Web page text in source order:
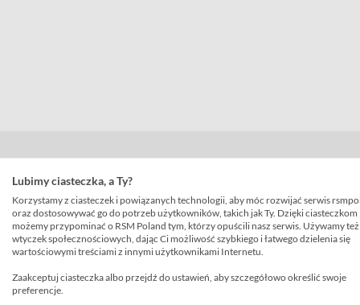
Lubimy ciasteczka, a Ty?
Korzystamy z ciasteczek i powiązanych technologii, aby móc rozwijać serwis
oraz dostosowywać go do potrzeb użytkowników, takich jak Ty. Dzięki ciasteczkom
możemy przypominać o RSM Poland tym, którzy opuścili nasz serwis. Używamy też
wtyczek społecznościowych, dając Ci możliwość szybkiego i łatwego dzielenia się
wartościowymi treściami z innymi użytkownikami Internetu.
Zaakceptuj ciasteczka albo przejdź do ustawień, aby szczegółowo określić swoje
preferencje.